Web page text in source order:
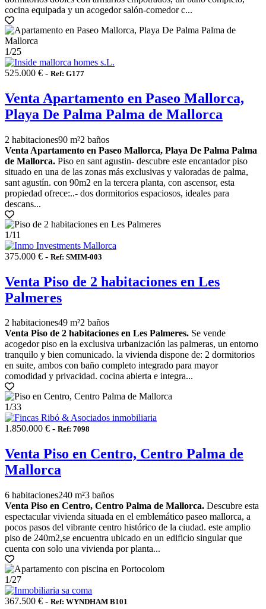
cocina equipada y un acogedor salón-comedor c...
1/25
525.000 € - Ref: G177
Venta Apartamento en Paseo Mallorca,
Playa De Palma Palma de Mallorca
2 habitaciones90 m²2 baños
Venta Apartamento en Paseo Mallorca, Playa De Palma Palma
de Mallorca. Piso en sant agustin- descubre este encantador piso
situado en una de las zonas más exclusivas y valoradas de palma,
sant agustín. con 90m2 en la tercera planta, con ascensor, esta
propiedad ofrece:..- dos dormitorios espaciosos, ideales para
descans...
1/11
375.000 € - Ref: SMIM-003
Venta Piso de 2 habitaciones en Les
Palmeres
2 habitaciones49 m²2 baños
Venta Piso de 2 habitaciones en Les Palmeres. Se vende
acogedor piso en la exclusiva urbanización las palmeras, un entorno
tranquilo y bien comunicado. la vivienda dispone de: 2 dormitorios
en suite, ambos con baño completo integrado para mayor
comodidad y privacidad. cocina abierta e integra...
1/33
1.850.000 € - Ref: 7098
Venta Piso en Centro, Centro Palma de
Mallorca
6 habitaciones240 m²3 baños
Venta Piso en Centro, Centro Palma de Mallorca. Descubre esta
espectacular vivienda situada en el emblemático paseo mallorca, a
pocos pasos del vibrante centro histórico de la ciudad. este amplio
piso de 240m2,se encuentra ubicado en un edificio singular que
cuenta con solo una vivienda por planta...
1/27
367.500 € - Ref: WYNDHAM B101